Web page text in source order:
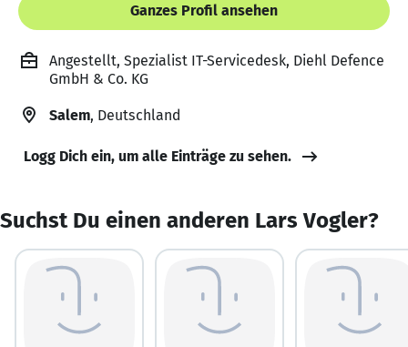
Ganzes Profil ansehen
Angestellt, Spezialist IT-Servicedesk, Diehl Defence
GmbH & Co. KG
Salem, Deutschland
Logg Dich ein, um alle Einträge zu sehen.
Suchst Du einen anderen Lars Vogler?